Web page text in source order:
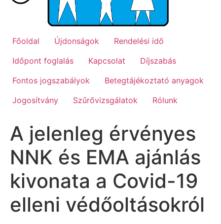
Főoldal Újdonságok
Rendelési idő
Időpont foglalás
Kapcsolat
Díjszabás
Fontos jogszabályok
Betegtájékoztató anyagok
Jogosítvány
Szűrővizsgálatok Rólunk
A jelenleg érvényes
NNK és EMA ajánlás
kivonata a Covid-19
elleni védőoltásokról